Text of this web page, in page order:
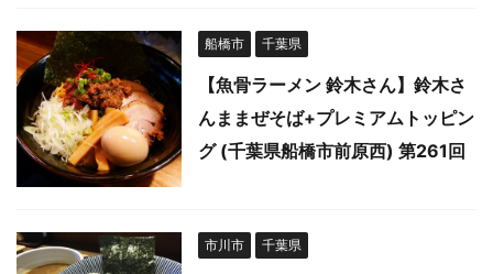
船橋市 千葉県
【魚骨ラーメン 鈴木さん】鈴木さ
んままぜそば+プレミアムトッピン
グ (千葉県船橋市前原西) 第261回
市川市 千葉県